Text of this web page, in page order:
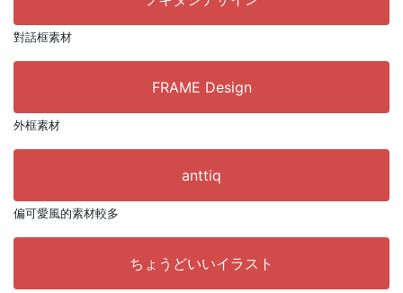
對話框素材
FRAME Design
外框素材
anttiq
偏可愛風的素材較多
ちょうどいいイラスト